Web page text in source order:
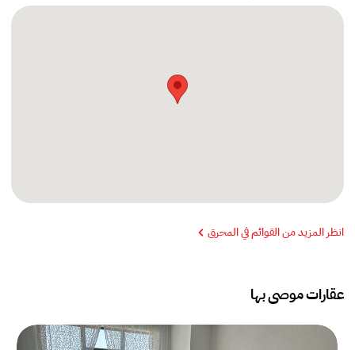
انظر المزيد من القوائم في المحرق
عقارات موصى بها